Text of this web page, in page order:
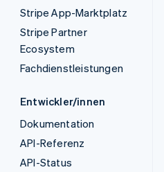
Stripe App-Marktplatz
Stripe Partner
Ecosystem
Fachdienstleistungen
Entwickler/innen
Dokumentation
API-Referenz
API-Status